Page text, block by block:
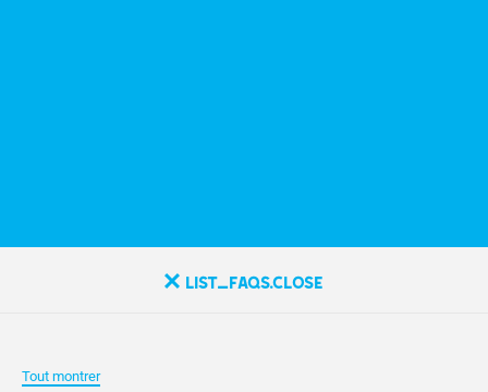
list_faqs.close
Tout montrer